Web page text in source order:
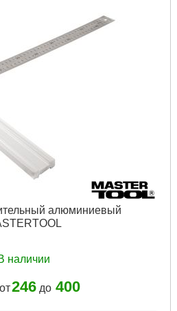
алюминиевый
наличии
246до 400